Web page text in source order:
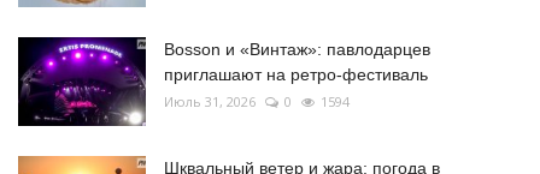
Bosson и «Винтаж»: павлодарцев
приглашают на ретро-фестиваль
Июль 31, 2026 0 1594
Шквальный ветер и жара: погода в